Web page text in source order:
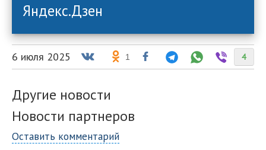
Яндекс.Дзен
4
6 июля 2025 1
Другие новости
Новости партнеров
Оставить комментарий